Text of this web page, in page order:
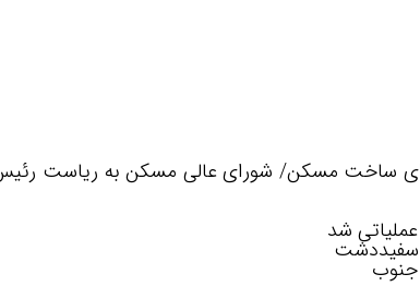
تسهیلات خود برای ساخت مسکن/ شورای عالی مسکن به ریاست
شد
سفیددشت